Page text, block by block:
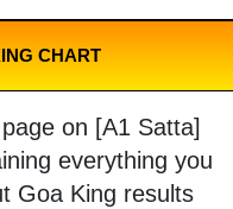
CHART
on [A1 Satta]
everything you
Goa King results